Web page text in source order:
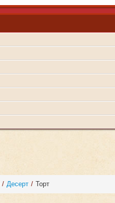
/ Десерт / Торт